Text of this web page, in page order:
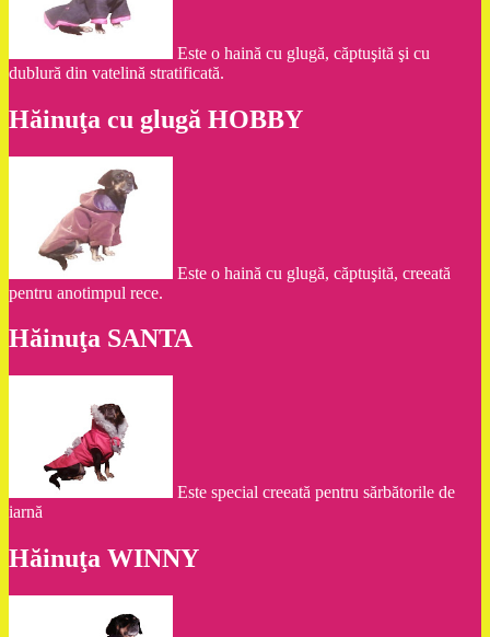
Este o haină cu glugă, căptuşită şi cu
dublură din vatelină stratificată.
Hăinuţa cu glugă HOBBY
Este o haină cu glugă, căptuşită, creeată
pentru anotimpul rece.
Hăinuţa SANTA
Este special creeată pentru sărbătorile de
iarnă
Hăinuţa WINNY